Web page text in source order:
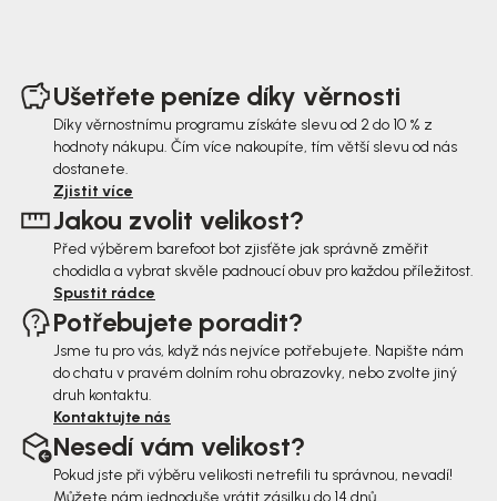
Ušetřete peníze díky věrnosti
Díky věrnostnímu programu získáte slevu od 2 do 10 % z
hodnoty nákupu. Čím více nakoupíte, tím větší slevu od nás
dostanete.
Zjistit více
Jakou zvolit velikost?
Před výběrem barefoot bot zjisťěte jak správně změřit
chodidla a vybrat skvěle padnoucí obuv pro každou příležitost.
Spustit rádce
Potřebujete poradit?
Jsme tu pro vás, když nás nejvíce potřebujete. Napište nám
do chatu v pravém dolním rohu obrazovky, nebo zvolte jiný
druh kontaktu.
Kontaktujte nás
Nesedí vám velikost?
Pokud jste při výběru velikosti netrefili tu správnou, nevadí!
Můžete nám jednoduše vrátit zásilku do 14 dnů.